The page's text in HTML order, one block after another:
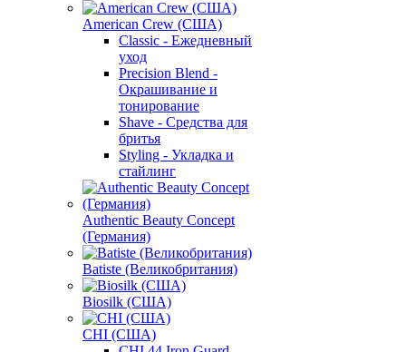
American Crew (США)
Classic - Ежедневный
уход
Precision Blend -
Окрашивание и
тонирование
Shave - Средства для
бритья
Styling - Укладка и
стайлинг
Authentic Beauty Concept
(Германия)
Batiste (Великобритания)
Biosilk (США)
CHI (США)